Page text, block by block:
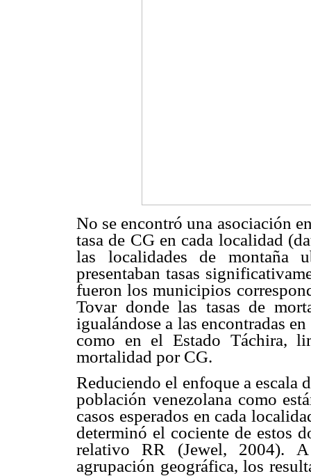
No se encontró una asociación
tasa de CG en cada localidad
las localidades de montaña
presentaban tasas
fueron los municipios
Tovar donde las tasas de
igualándose a las encontradas
como en el Estado Táchira,
mortalidad por CG.
Reduciendo el enfoque a escala
población venezolana como
casos esperados en cada
determinó el cociente de estos
relativo RR (Jewel, 2004).
agrupación geográfica, los